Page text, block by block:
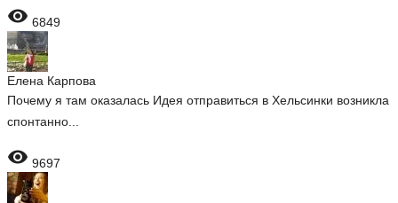
 6849
Елена Карпова
Почему я там оказалась Идея отправиться в Хельсинки возникла
спонтанно...
 9697